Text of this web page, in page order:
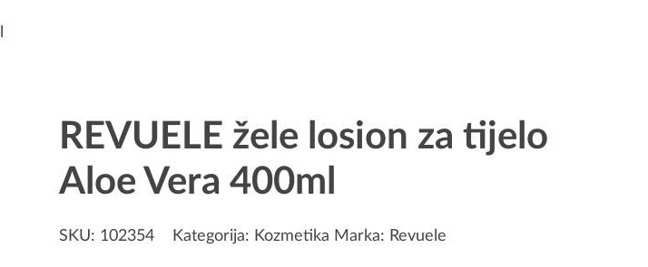
REVUELE žele losion za tijelo
Aloe Vera 400ml
SKU: 102354 Kategorija: Kozmetika Marka: Revuele